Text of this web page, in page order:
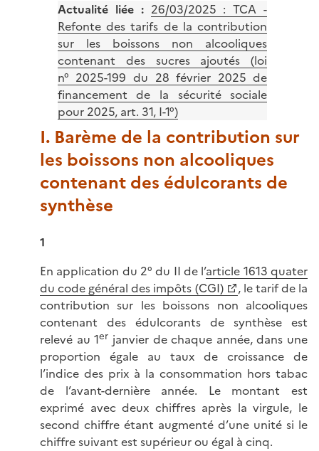
Actualité liée : 26/03/2025 : TCA -
Refonte des tarifs de la contribution
sur les boissons non alcooliques
contenant des sucres ajoutés (loi
n° 2025-199 du 28 février 2025 de
financement de la sécurité sociale
pour 2025, art. 31, I-1°)
I. Barème de la contribution sur
les boissons non alcooliques
contenant des édulcorants de
synthèse
1
En application du 2° du II de l’article 1613 quater
du code général des impôts (CGI)
, le tarif de la
contribution sur les boissons non alcooliques
contenant des édulcorants de synthèse est
relevé au 1er janvier de chaque année, dans une
proportion égale au taux de croissance de
l’indice des prix à la consommation hors tabac
de l’avant-dernière année. Le montant est
exprimé avec deux chiffres après la virgule, le
second chiffre étant augmenté d’une unité si le
chiffre suivant est supérieur ou égal à cinq.